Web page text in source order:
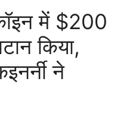
में $200
किया,
ने